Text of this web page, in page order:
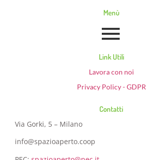
Menù
Link Utili
Lavora con noi
Privacy Policy - GDPR
Contatti
Via Gorki, 5 – Milano
info@spazioaperto.coop